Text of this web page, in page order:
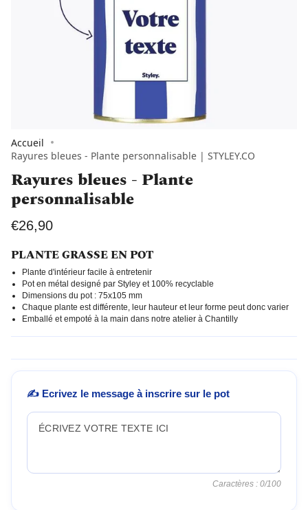
Accueil
Rayures bleues - Plante personnalisable | STYLEY.CO
Rayures bleues - Plante
personnalisable
€26,90
PLANTE GRASSE EN POT
Plante d'intérieur facile à entretenir
Pot en métal designé par Styley et 100% recyclable
Dimensions du pot : 75x105 mm
Chaque plante est différente, leur hauteur et leur forme peut donc varier
Emballé et empoté à la main dans notre atelier à Chantilly
✍️ Ecrivez le message à inscrire sur le pot
Caractères : 0/100